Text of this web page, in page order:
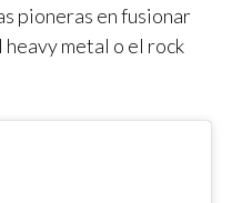
pioneras en fusionar
metal o el rock